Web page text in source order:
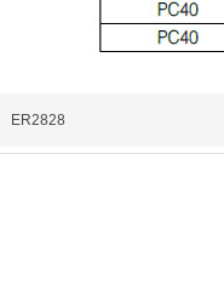
ER2828